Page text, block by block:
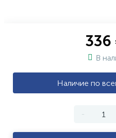
336
В
Наличие по
-